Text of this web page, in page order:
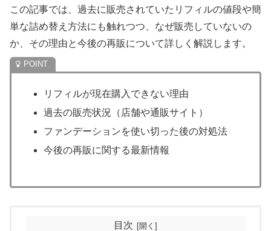
この記事では、過去に販売されていたリフィルの値段や簡
単な詰め替え方法にも触れつつ、なぜ販売していないの
か、その理由と今後の再販について詳しく解説します。
リフィルが現在購入できない理由
過去の販売状況（店舗や通販サイト）
ファンデーションを使い切った後の対処法
今後の再販に関する最新情報
目次